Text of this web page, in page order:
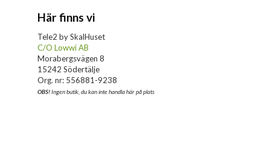
Här finns vi
Tele2 by SkalHuset
C/O Lowwi AB
Morabergsvägen 8
15242 Södertälje
Org. nr: 556881-9238
OBS!Ingen butik, du kan inte handla här på plats